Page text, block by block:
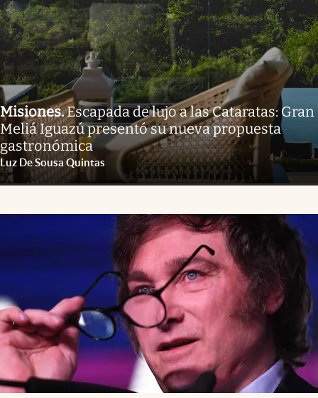
Misiones.Escapada de lujo a las Cataratas: Gran
Meliá Iguazú presentó su nueva propuesta
gastronómica
Luz De Sousa Quintas